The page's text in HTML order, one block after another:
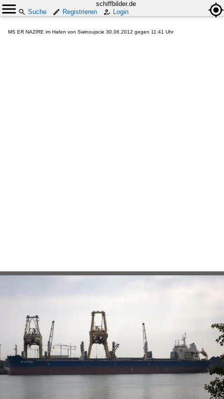
schiffbilder.de
Suche
Registrieren Login
MS ER NAZIRE im Hafen von Swinoujscie 30.06.2012 gegen 11:41 Uhr